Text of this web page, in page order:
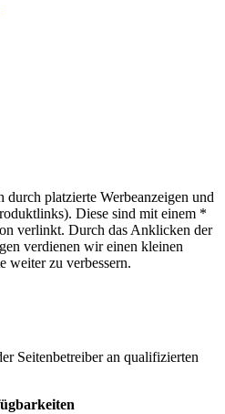
durch platzierte Werbeanzeigen und
Diese sind mit einem *
verlinkt. Durch das Anklicken der
verdienen wir einen kleinen
weiter zu verbessern.
Seitenbetreiber an qualifizierten